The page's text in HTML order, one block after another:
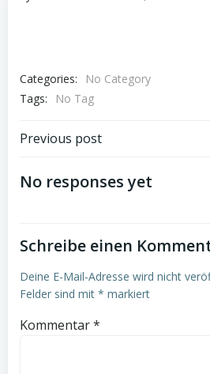
Categories:
No Category
Tags:
No Tag
Post
navigation
Previous post
No responses yet
Schreibe einen
Deine E-Mail-Adresse wird nicht
Felder sind mit * markiert
Kommentar*